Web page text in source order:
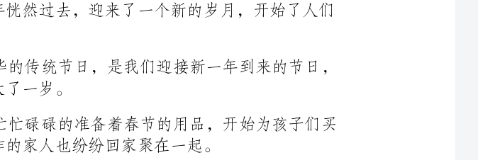
新衣换旧裤，在外工作的家人也纷纷回家聚在一起。
“Happynewyear!”次日清晨，随着一声新年的问候，我睁开了向旧一
年寻视的双眼，翻开日历，翻开新的一年，翻开了新一年的生活。告